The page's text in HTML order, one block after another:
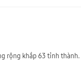
rộng khắp 63 tỉnh